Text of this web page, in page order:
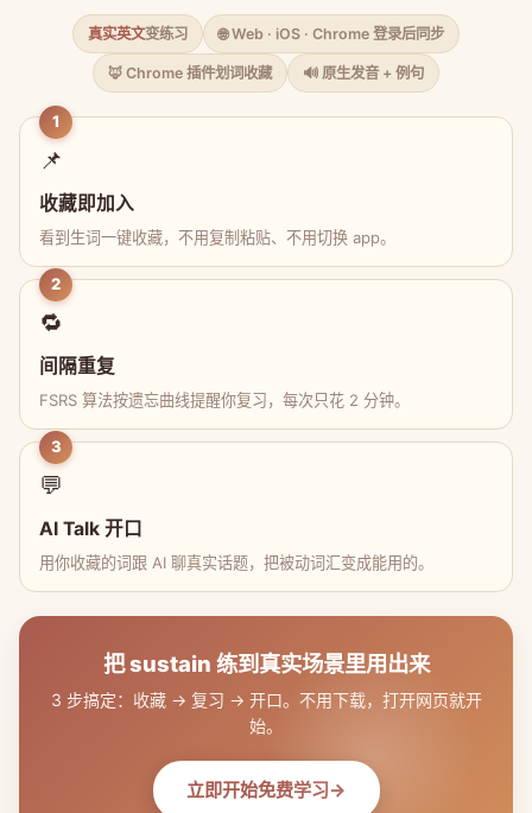
真实英文变练习 🌐 Web · iOS · Chrome 登录后同步
🦊 Chrome 插件划词收藏 🔊 原生发音 + 例句
1
📌
收藏即加入
看到生词一键收藏，不用复制粘贴、不用切换 app。
2
🔁
间隔重复
FSRS 算法按遗忘曲线提醒你复习，每次只花 2 分钟。
3
💬
AI Talk 开口
用你收藏的词跟 AI 聊真实话题，把被动词汇变成能用的。
把 sustain 练到真实场景里用出来
3 步搞定：收藏 → 复习 → 开口。不用下载，打开网页就开
始。
立即开始免费学习